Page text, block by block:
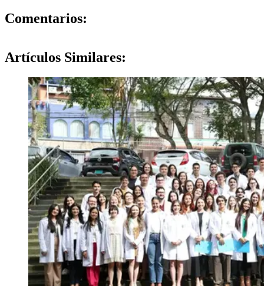
Comentarios:
Artículos Similares: